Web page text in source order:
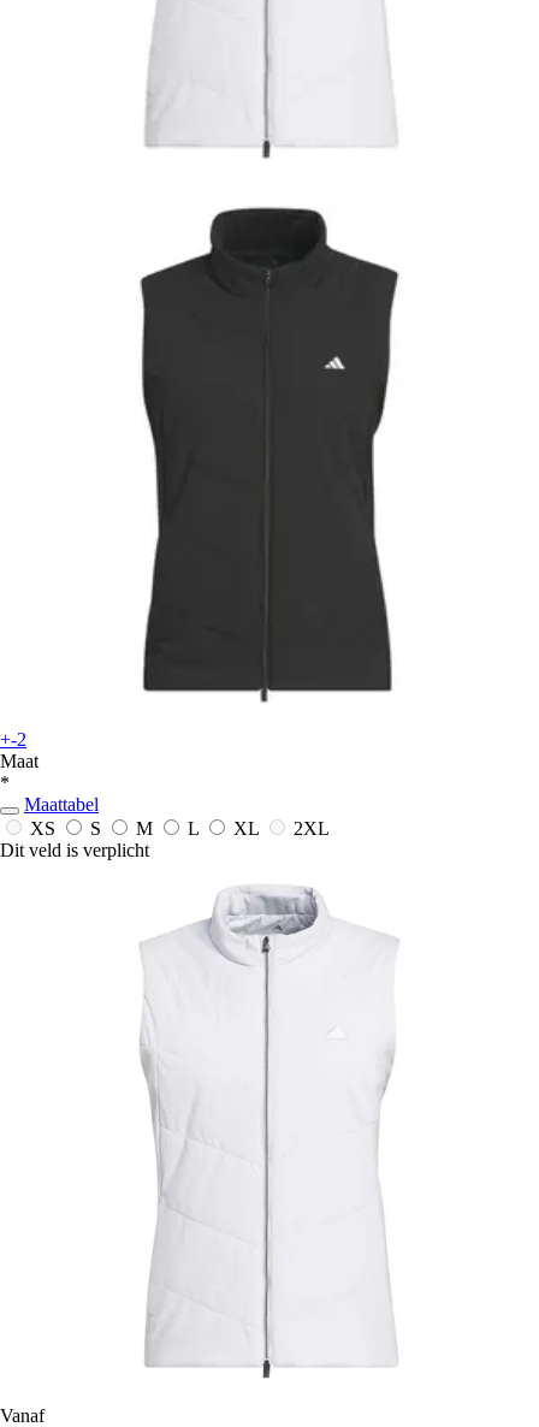
+-2
Maat
*
Maattabel
XS
S M L XL
2XL
Dit veld is verplicht
Vanaf